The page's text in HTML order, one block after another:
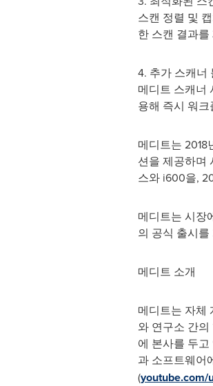
스캔 정렬 및
한 스캔 결과를
4. 추가 스캐너
메디트 스캐너
용해 즉시 워
메디트는
션을 제공하며
스와 i600을,
메디트는 시장
의 공식 출시
메디트 소개
메디트는 자체
와 연구소 간
에 본사를 두
과 소프트웨어
(youtube.com/